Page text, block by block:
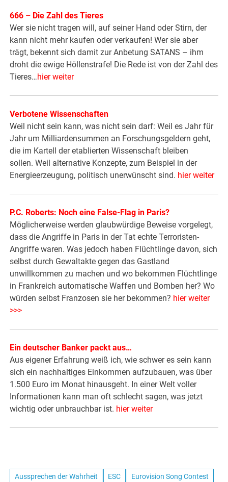
666 – Die Zahl des Tieres
Wer sie nicht tragen will, auf seiner Hand oder Stirn, der
kann nicht mehr kaufen oder verkaufen! Wer sie aber
trägt, bekennt sich damit zur Anbetung SATANS – ihm
droht die ewige Höllenstrafe! Die Rede ist von der Zahl des
Tieres…hier weiter
Verbotene Wissenschaften
Weil nicht sein kann, was nicht sein darf: Weil es Jahr für
Jahr um Milliardensummen an Forschungsgeldern geht,
die im Kartell der etablierten Wissenschaft bleiben
sollen. Weil alternative Konzepte, zum Beispiel in der
Energieerzeugung, politisch unerwünscht sind. hier weiter
P.C. Roberts: Noch eine False-Flag in Paris?
Möglicherweise werden glaubwürdige Beweise vorgelegt,
dass die Angriffe in Paris in der Tat echte Terroristen-
Angriffe waren. Was jedoch haben Flüchtlinge davon, sich
selbst durch Gewaltakte gegen das Gastland
unwillkommen zu machen und wo bekommen Flüchtlinge
in Frankreich automatische Waffen und Bomben her? Wo
würden selbst Franzosen sie her bekommen? hier weiter
>>>
Ein deutscher Banker packt aus…
Aus eigener Erfahrung weiß ich, wie schwer es sein kann
sich ein nachhaltiges Einkommen aufzubauen, was über
1.500 Euro im Monat hinausgeht. In einer Welt voller
Informationen kann man oft schlecht sagen, was jetzt
wichtig oder unbrauchbar ist. hier weiter
Aussprechen der Wahrheit ESC Eurovision Song Contest